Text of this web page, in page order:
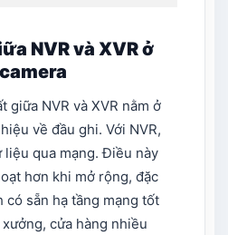
NVR và XVR ở
giữa NVR và XVR nằm ở
về đầu ghi. Với NVR,
liệu qua mạng. Điều này
hơn khi mở rộng, đặc
có sẵn hạ tầng mạng tốt
cửa hàng nhiều